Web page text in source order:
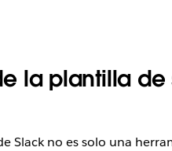
la plantilla
Slack no es solo una